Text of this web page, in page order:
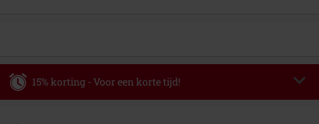
15% korting - Voor een korte tijd!